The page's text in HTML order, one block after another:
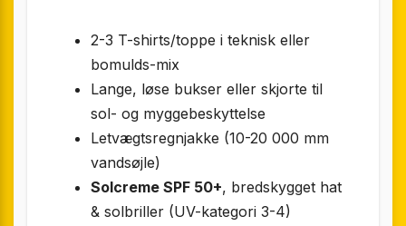
2-3 T-shirts/toppe i teknisk eller
bomulds-mix
Lange, løse bukser eller skjorte til
sol- og mygge­beskyttelse
Letvægtsregnjakke (10-20 000 mm
vandsøjle)
Solcreme SPF 50+, bredskygget hat
& solbriller (UV-kategori 3-4)